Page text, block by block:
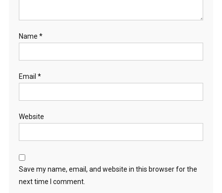
Name *
Email *
Website
Save my name, email, and website in this browser for the
next time I comment.